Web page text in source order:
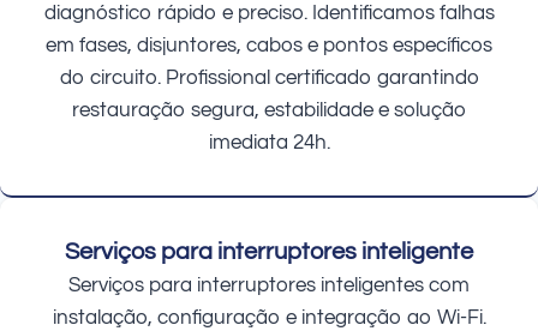
diagnóstico rápido e preciso. Identificamos falhas
em fases, disjuntores, cabos e pontos específicos
do circuito. Profissional certificado garantindo
restauração segura, estabilidade e solução
imediata 24h.
Serviços para interruptores inteligente
Serviços para interruptores inteligentes com
instalação, configuração e integração ao Wi-Fi.